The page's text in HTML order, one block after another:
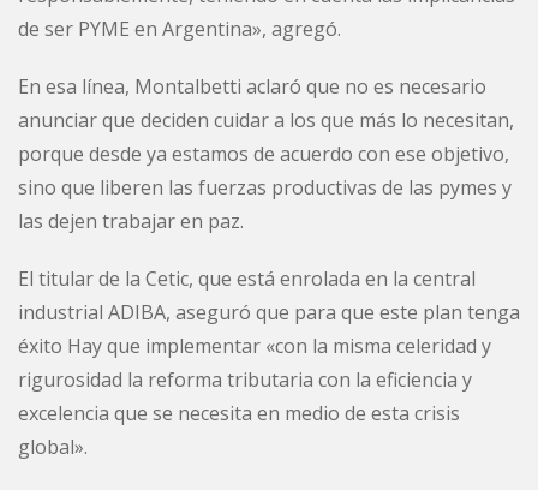
de ser PYME en Argentina», agregó.
En esa línea, Montalbetti aclaró que no es necesario
anunciar que deciden cuidar a los que más lo necesitan,
porque desde ya estamos de acuerdo con ese objetivo,
sino que liberen las fuerzas productivas de las pymes y
las dejen trabajar en paz.
El titular de la Cetic, que está enrolada en la central
industrial ADIBA, aseguró que para que este plan tenga
éxito Hay que implementar «con la misma celeridad y
rigurosidad la reforma tributaria con la eficiencia y
excelencia que se necesita en medio de esta crisis
global».